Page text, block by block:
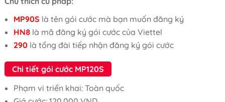
MP90S là tên gói cước mà bạn muốn đăng ký
HN8là mã đăng ký gói cước của Viettel
290là tổng đài tiếp nhận đăng ký gói cước
Chi tiết gói cước MP120S
Phạm vi triển khai: Toàn quốc